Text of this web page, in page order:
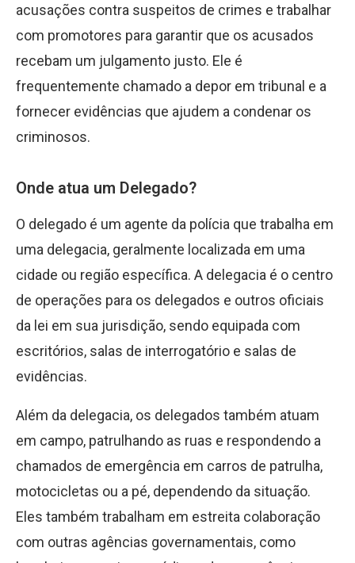
acusações contra suspeitos de crimes e trabalhar
com promotores para garantir que os acusados
recebam um julgamento justo. Ele é
frequentemente chamado a depor em tribunal e a
fornecer evidências que ajudem a condenar os
criminosos.
Onde atua um Delegado?
O delegado é um agente da polícia que trabalha em
uma delegacia, geralmente localizada em uma
cidade ou região específica. A delegacia é o centro
de operações para os delegados e outros oficiais
da lei em sua jurisdição, sendo equipada com
escritórios, salas de interrogatório e salas de
evidências.
Além da delegacia, os delegados também atuam
em campo, patrulhando as ruas e respondendo a
chamados de emergência em carros de patrulha,
motocicletas ou a pé, dependendo da situação.
Eles também trabalham em estreita colaboração
com outras agências governamentais, como